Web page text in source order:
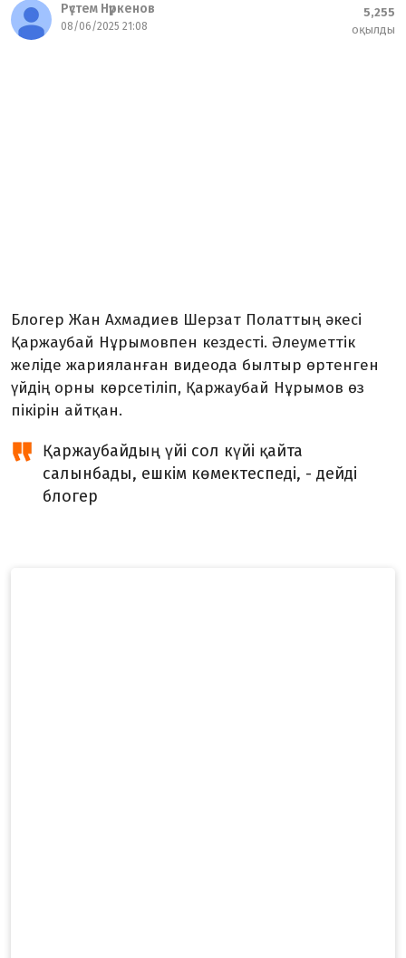
Рүстем Нүркенов
08/06/2025 21:08
5,255
оқылды
Блогер Жан Ахмадиев Шерзат Полаттың әкесі
Қаржаубай Нұрымовпен кездесті. Әлеуметтік
желіде жарияланған видеода былтыр өртенген
үйдің орны көрсетіліп, Қаржаубай Нұрымов өз
пікірін айтқан.
Қаржаубайдың үйі сол күйі қайта
салынбады, ешкім көмектеспеді, - дейді
блогер